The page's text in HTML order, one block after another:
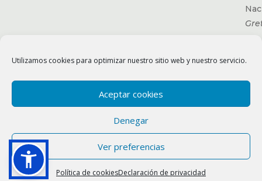
Utilizamos cookies para optimizar nuestro sitio web y nuestro servicio.
Aceptar cookies
Denegar
Ver preferencias
Política de cookiesDeclaración de privacidad
el
© Copyright 2025 Image[n], Todos los derechos reservados. Escrito
por:e-Image[n]